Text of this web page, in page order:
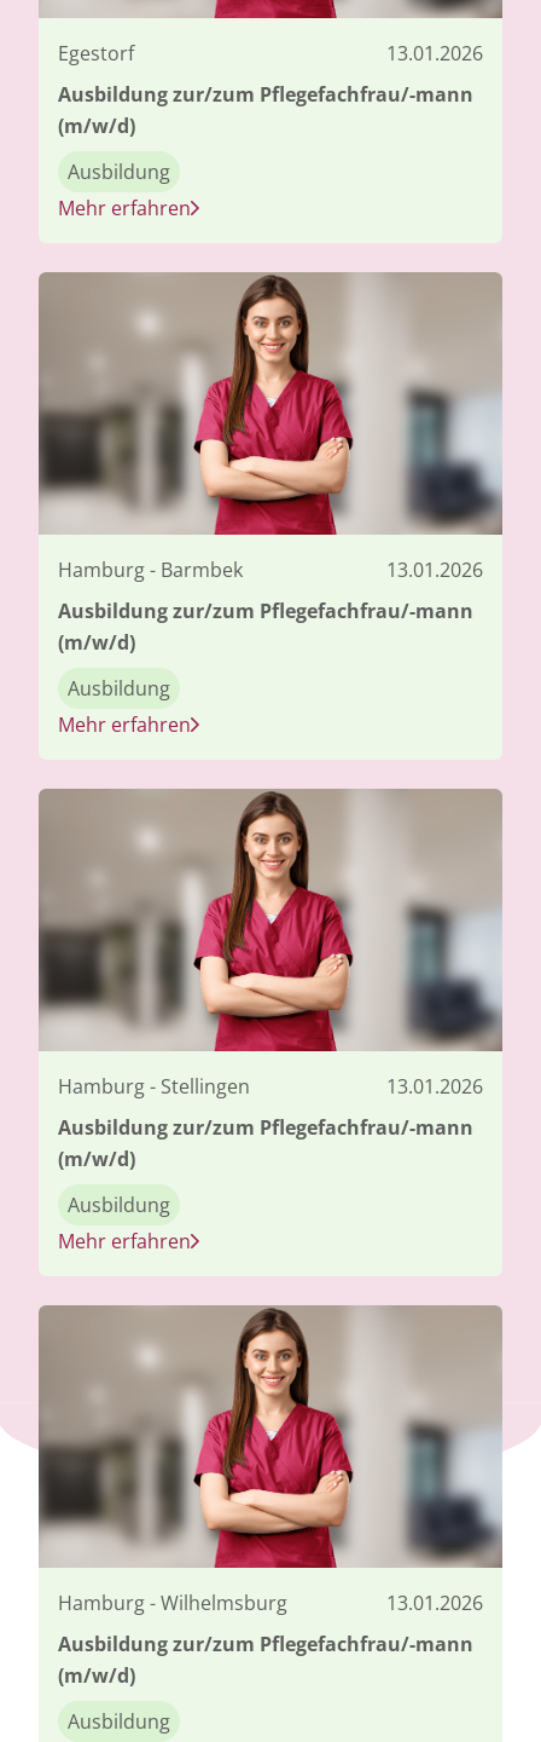
Egestorf
13.01.2026
Ausbildung zur/zum Pflegefachfrau/-mann
(m/w/d)
Ausbildung
Mehr erfahren
Hamburg - Barmbek
13.01.2026
Ausbildung zur/zum Pflegefachfrau/-mann
(m/w/d)
Ausbildung
Mehr erfahren
Hamburg - Stellingen
13.01.2026
Ausbildung zur/zum Pflegefachfrau/-mann
(m/w/d)
Ausbildung
Mehr erfahren
Hamburg - Wilhelmsburg
13.01.2026
Ausbildung zur/zum Pflegefachfrau/-mann
(m/w/d)
Ausbildung